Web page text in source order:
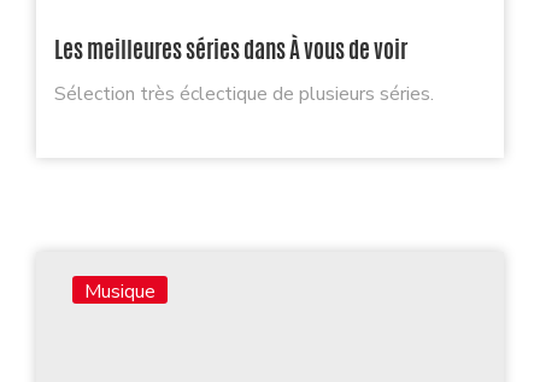
Les meilleures séries dans À vous de voir
Sélection très éclectique de plusieurs séries.
Musique